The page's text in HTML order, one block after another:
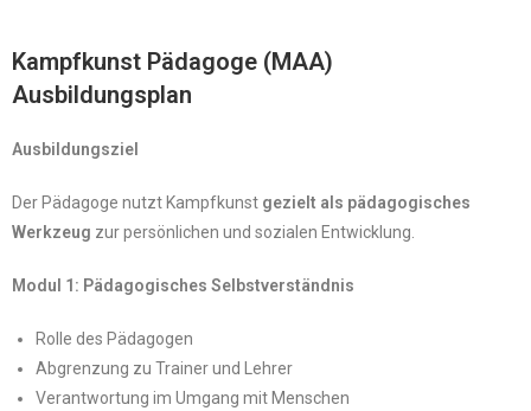
Kampfkunst Pädagoge (MAA)
Ausbildungsplan
Ausbildungsziel
Der Pädagoge nutzt Kampfkunst gezielt als pädagogisches
Werkzeug zur persönlichen und sozialen Entwicklung.
Modul 1: Pädagogisches Selbstverständnis
Rolle des Pädagogen
Abgrenzung zu Trainer und Lehrer
Verantwortung im Umgang mit Menschen